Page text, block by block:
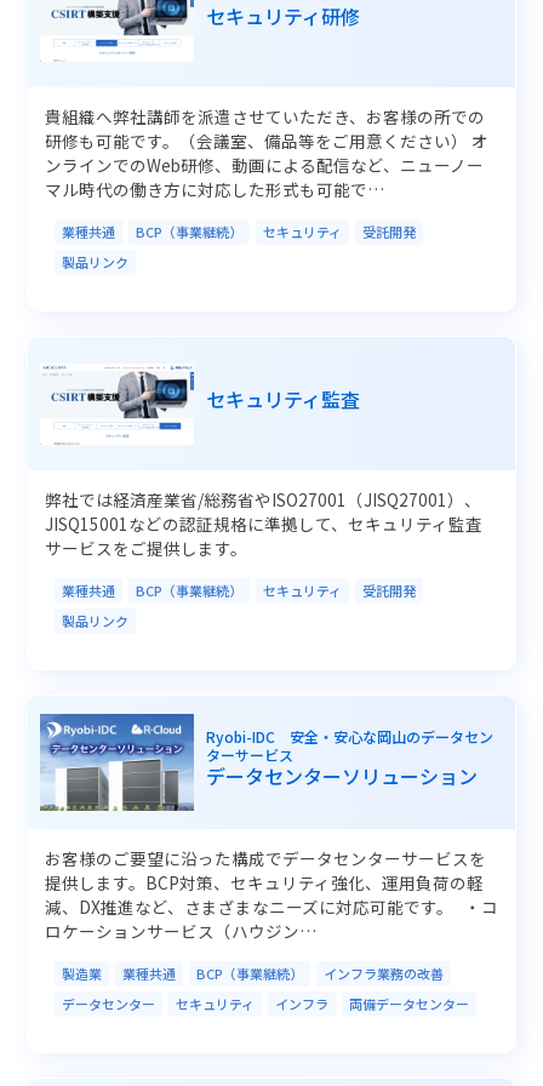
セキュリティ研修
貴組織へ弊社講師を派遣させていただき、お客様の所での
研修も可能です。（会議室、備品等をご用意ください） オ
ンラインでのWeb研修、動画による配信など、ニューノー
マル時代の働き方に対応した形式も可能で…
業種共通 BCP（事業継続） セキュリティ
受託開発
製品リンク
セキュリティ監査
弊社では経済産業省/総務省やISO27001（JISQ27001）、
JISQ15001などの認証規格に準拠して、セキュリティ監査
サービスをご提供します。
業種共通 BCP（事業継続） セキュリティ
受託開発
製品リンク
Ryobi-IDC 安全・安心な岡山のデータセン
ターサービス
データセンターソリューション
お客様のご要望に沿った構成でデータセンターサービスを
提供します。BCP対策、セキュリティ強化、運用負荷の軽
減、DX推進など、さまざまなニーズに対応可能です。 ・コ
ロケーションサービス（ハウジン…
製造業 業種共通 BCP（事業継続）
インフラ業務の改善
データセンター
セキュリティ インフラ 両備データセンター